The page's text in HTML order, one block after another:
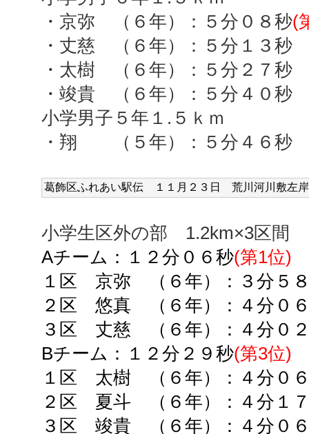
・京弥 （６年）：５分０８秒(
・丈慈 （６年）：５分１３秒
・太樹 （６年）：５分２７秒
・竣貴 （６年）：５分４０秒
小学男子５年１ . ５ｋｍ
・翔 （５年）：５分４６秒
葛飾区ふれあい駅伝 １１ 月２３日 荒川河川敷左
小学生区外の部 1.2km×3区間
Aチーム：
１２分０６秒(第1位)
１区 京弥 （６年）：３分５
２区 悠真 （６年）：４分０
３区 丈慈 （６年）：４分０
Bチーム：
１２分２９秒(第3位)
１区 太樹 （６年）：４分０
２区 夏斗 （６年）：４分１
３区 竣貴 （６年）：４分０